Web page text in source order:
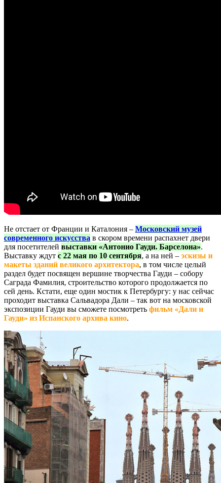
Не отстает от Франции и Каталония – Московский музей
современного искусства в скором времени распахнет двери
для посетителей выставки «Антонио Гауди. Барселона».
Выставку ждут с 22 мая по 10 сентября, а на ней – эскизы и
макеты зданий великого архитектора, в том числе целый
раздел будет посвящен вершине творчества Гауди – собору
Саграда Фамилия, строительство которого продолжается по
сей день. Кстати, еще один мостик к Петербургу: у нас сейчас
проходит выставка Сальвадора Дали – так вот на московской
экспозиции Гауди вы сможете посмотреть фильм «Дали и
Гауди» из Испанского архива кино.